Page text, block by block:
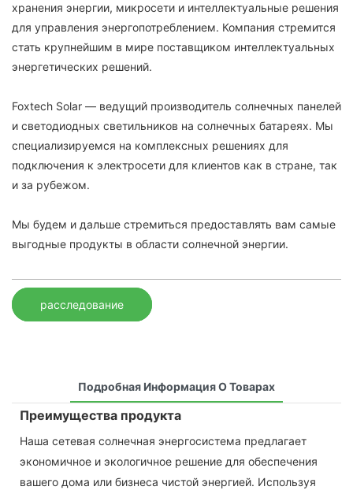
хранения энергии, микросети и интеллектуальные решения
для управления энергопотреблением. Компания стремится
стать крупнейшим в мире поставщиком интеллектуальных
энергетических решений.
Foxtech Solar — ведущий производитель солнечных панелей
и светодиодных светильников на солнечных батареях. Мы
специализируемся на комплексных решениях для
подключения к электросети для клиентов как в стране, так
и за рубежом.
Мы будем и дальше стремиться предоставлять вам самые
выгодные продукты в области солнечной энергии.
расследование
Подробная Информация О Товарах
Преимущества продукта
Наша сетевая солнечная энергосистема предлагает
экономичное и экологичное решение для обеспечения
вашего дома или бизнеса чистой энергией. Используя